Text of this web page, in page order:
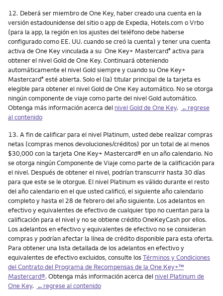
Nota
12. Deberá ser miembro de One Key, haber creado una cuenta en la
versión estadounidense del sitio o app de Expedia, Hotels.com o Vrbo
(para la app, la región en los ajustes del teléfono debe haberse
configurado como EE. UU. cuando se creó la cuenta) y tener una cuenta
activa de One Key vinculada a su One Key+ Mastercard® activa para
obtener el nivel Gold de One Key. Continuará obteniendo
automáticamente el nivel Gold siempre y cuando su One Key+
Mastercard® esté abierta. Solo el (la) titular principal de la tarjeta es
elegible para obtener el nivel Gold de One Key automático. No se otorga
ningún componente de viaje como parte del nivel Gold automático.
Obtenga más información acerca del nivel Gold de One Key. ←regrese
al contenido
Nota
13. A fin de calificar para el nivel Platinum, usted debe realizar compras
netas (compras menos devoluciones/créditos) por un total de al menos
$30,000 con la tarjeta One Key+ Mastercard® en un año calendario. No
se otorga ningún Componente de Viaje como parte de la calificación para
el nivel. Después de obtener el nivel, podrían transcurrir hasta 30 días
para que este se le otorgue. El nivel Platinum es válido durante el resto
del año calendario en el que usted calificó, el siguiente año calendario
completo y hasta el 28 de febrero del año siguiente. Los adelantos en
efectivo y equivalentes de efectivo de cualquier tipo no cuentan para la
calificación para el nivel y no se obtiene crédito OneKeyCash por ellos.
Los adelantos en efectivo y equivalentes de efectivo no se consideran
compras y podrían afectar la línea de crédito disponible para esta oferta.
Para obtener una lista detallada de los adelantos en efectivo y
equivalentes de efectivo excluidos, consulte losTérminos y Condiciones
del Contrato del Programa de Recompensas de la One Key+™
Mastercard®. Obtenga más información acerca del nivel Platinum de
One Key. ←regrese al contenido